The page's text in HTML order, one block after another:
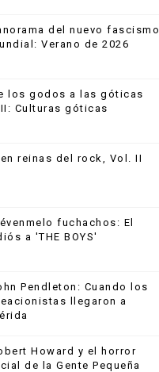
del nuevo fascismo
Verano de 2026
los godos a las góticas
Culturas góticas
reinas del rock, Vol. II
fuchachos: El
a 'THE BOYS'
Pendleton: Cuando los
llegaron a
Howard y el horror
de la Gente Pequeña